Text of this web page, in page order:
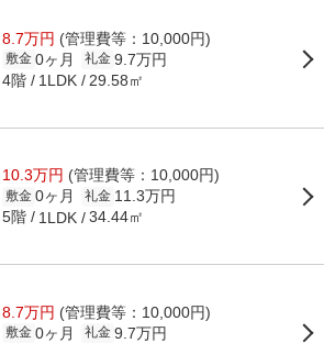
8.7万円 (管理費等：10,000円)
敷金 0ヶ月 礼金 9.7万円
4階 1LDK 29.58㎡
10.3万円 (管理費等：10,000円)
敷金 0ヶ月 礼金 11.3万円
5階 1LDK 34.44㎡
8.7万円 (管理費等：10,000円)
敷金 0ヶ月 礼金 9.7万円